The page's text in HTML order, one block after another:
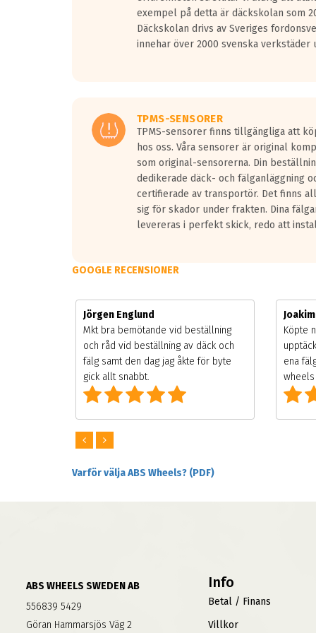
Vid körning i över 50km/h brukar
På däckmärkningen kommer det finnas en
medans de vita vågorna påvisar om det är ett tyst
Ett däck med tre svarta vågor uppnår de
exempel på detta är däckskolan som
Däckskolan drivs av Sveriges
innehar över 2000 svenska verkstäder
TPMS-SENSORER
TPMS-sensorer finns tillgängliga att
hos oss. Våra sensorer är original
som original-sensorerna. Din
dedikerade däck- och fälganläggning
certifierade av transportör. Det finns
sig för skador under frakten. Dina
levereras i perfekt skick, redo att
GOOGLE RECENSIONER
Jörgen Englund
Mkt bra bemötande vid beställning
och råd vid beställning av däck och
fälg samt den dag jag åkte för byte
gick allt snabbt.
Köpte
ena
Varför välja ABS Wheels? (PDF)
ABS WHEELS SWEDEN AB
556839 5429
Göran Hammarsjös Väg 2
Info
Betal / Finans
Villkor